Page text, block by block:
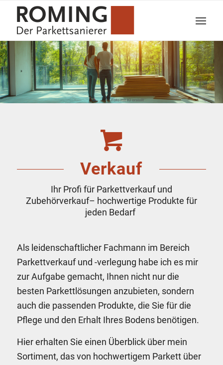
Verkauf
Ihr Profi für Parkettverkauf und
Zubehörverkauf– hochwertige Produkte für
jeden Bedarf
Als leidenschaftlicher Fachmann im Bereich
Parkettverkauf und -verlegung habe ich es mir
zur Aufgabe gemacht, Ihnen nicht nur die
besten Parkettlösungen anzubieten, sondern
auch die passenden Produkte, die Sie für die
Pflege und den Erhalt Ihres Bodens benötigen.
Hier erhalten Sie einen Überblick über mein
Sortiment, das von hochwertigem Parkett über